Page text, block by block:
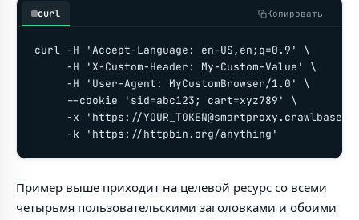
curl Копировать
curl -H 'Accept-Language: en-US,en;q=0.9' \
     -H 'X-Custom-Header: My-Custom-Value' \
     -H 'User-Agent: MyCustomBrowser/1.0' \
     --cookie 'sid=abc123; cart=xyz789' \
     -x 'https://
     -k 'https://httpbin.org/anything'
Пример выше приходит на целевой ресурс со всеми
четырьмя пользовательскими заголовками и обоими